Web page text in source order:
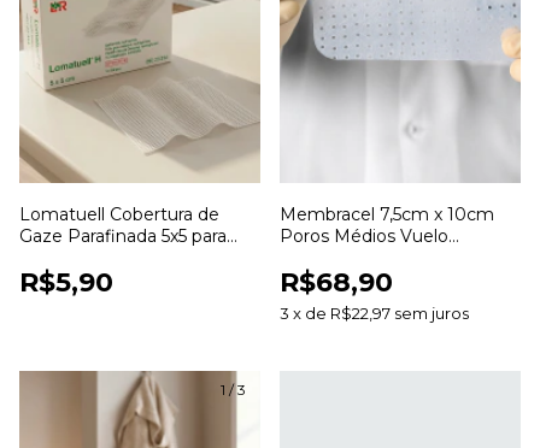
Lomatuell Cobertura de
Gaze Parafinada 5x5 para
Feridas
R$5,90
Membracel 7,5cm x 10cm
Poros Médios Vuelo
Feridas
R$68,90
3 x de R$22,97 sem juros
1 /3